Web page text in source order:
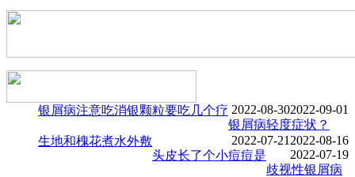
银屑病注意吃 2022-09-01
消银颗粒要吃几个疗 2022-08-30
银屑病轻度症状？
2022-08-16
生地和槐花煮水外敷
2022-07-21
头皮长了个小痘痘是
2022-07-19
歧视性银屑病